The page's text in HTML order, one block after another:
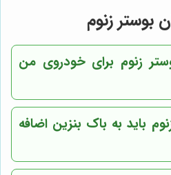
بوستر زنوم
زنوم برای خودروی من
باید به باک بنزین اضافه